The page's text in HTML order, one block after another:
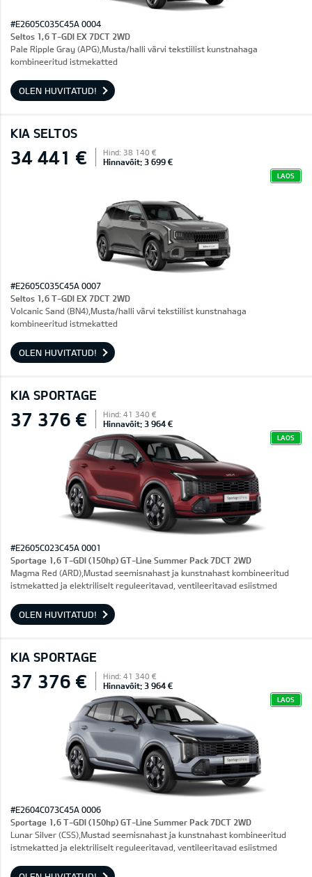
#E2605C035C45A 0004
Seltos 1,6 T-GDI EX 7DCT 2WD
Pale Ripple Gray (APG),Musta/halli värvi tekstiilist kunstnahaga
kombineeritud istmekatted
OLEN HUVITATUD!
KIA SELTOS
34 441 € Hind: 38 140 €
Hinnavõit: 3 699 €
LAOS
#E2605C035C45A 0007
Seltos 1,6 T-GDI EX 7DCT 2WD
Volcanic Sand (BN4),Musta/halli värvi tekstiilist kunstnahaga
kombineeritud istmekatted
OLEN HUVITATUD!
KIA SPORTAGE
37 376 € Hind: 41 340 €
Hinnavõit: 3 964 €
LAOS
#E2605C023C45A 0001
Sportage 1,6 T-GDI (150hp) GT-Line Summer Pack 7DCT 2WD
Magma Red (ARD),Mustad seemisnahast ja kunstnahast kombineeritud
istmekatted ja elektriliselt reguleeritavad, ventileeritavad esiistmed
OLEN HUVITATUD!
KIA SPORTAGE
37 376 € Hind: 41 340 €
Hinnavõit: 3 964 €
LAOS
#E2604C073C45A 0006
Sportage 1,6 T-GDI (150hp) GT-Line Summer Pack 7DCT 2WD
Lunar Silver (CSS),Mustad seemisnahast ja kunstnahast kombineeritud
istmekatted ja elektriliselt reguleeritavad, ventileeritavad esiistmed